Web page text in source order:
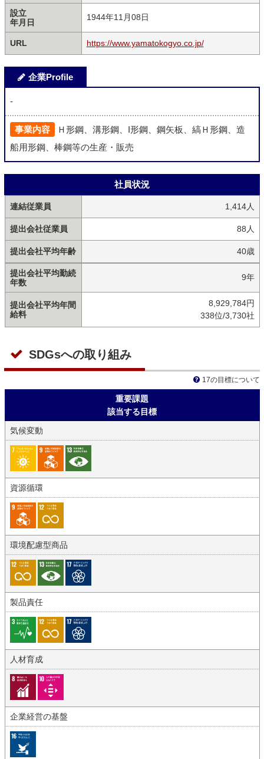
設立
年月日
1944年11月08日
URL https://www.yamatokogyo.co.jp/
企業Profile
-
事業内容
Ｈ形鋼、溝形鋼、I形鋼、鋼矢板、縞Ｈ形鋼、造
船用形鋼、棒鋼等の生産・販売
社員状況
連結従業員 1,414人
提出会社従業員 88人
提出会社平均年齢 40歳
提出会社平均勤続
年数
9年
提出会社平均年間
給料
8,929,784円
338位/3,730社
SDGsへの取り組み
17の目標について
重要課題
該当する目標
気候変動
資源循環
環境配慮型商品
製品責任
人材育成
企業経営の基盤